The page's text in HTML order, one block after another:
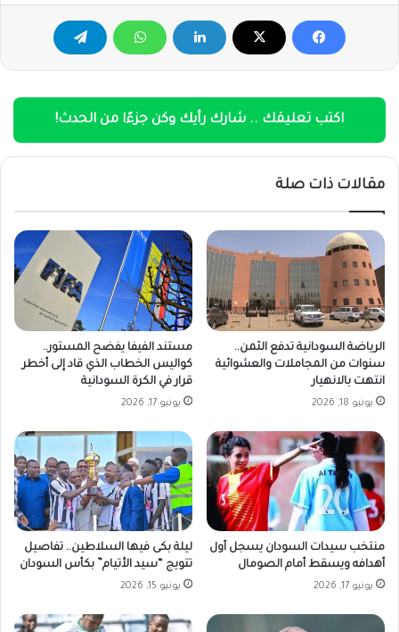
اكتب تعليقك .. شارك رأيك وكن جزءًا من الحدث!
مقالات ذات صلة
الرياضة السودانية تدفع الثمن..
سنوات من المجاملات والعشوائية
انتهت بالانهيار
يونيو 18, 2026
مستند الفيفا يفضح المستور..
كواليس الخطاب الذي قاد إلى أخطر
قرار في الكرة السودانية
يونيو 17, 2026
منتخب سيدات السودان يسجل أول
أهدافه ويسقط أمام الصومال
يونيو 17, 2026
ليلة بكى فيها السلاطين.. تفاصيل
تتويج “سيد الأتيام” بكأس السودان
يونيو 15, 2026